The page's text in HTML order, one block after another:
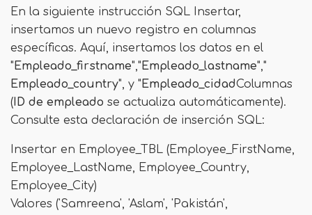
En la siguiente instrucción SQL Insertar,
insertamos un nuevo registro en columnas
específicas. Aquí, insertamos los datos en el
"Empleado_firstname","Empleado_lastname","
Empleado_country", y "Empleado_cidadColumnas
(ID de empleado se actualiza automáticamente).
Consulte esta declaración de inserción SQL:
Insertar en Employee_TBL (Employee_FirstName,
Employee_LastName, Employee_Country,
Employee_City)
Valores ('Samreena', 'Aslam', 'Pakistán',